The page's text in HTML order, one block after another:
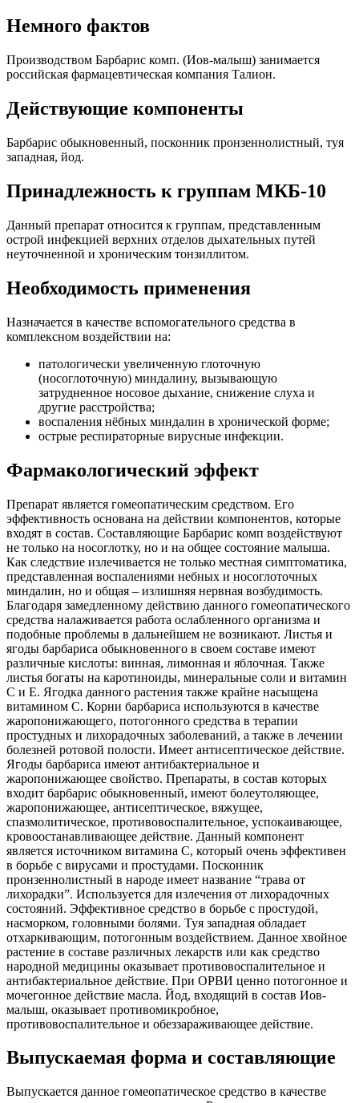
Немного фактов
Производством Барбарис комп. (Иов-малыш) занимается
российская фармацевтическая компания Талион.
Действующие компоненты
Барбарис обыкновенный, посконник пронзеннолистный, туя
западная, йод.
Принадлежность к группам МКБ-10
Данный препарат относится к группам, представленным
острой инфекцией верхних отделов дыхательных путей
неуточненной и хроническим тонзиллитом.
Необходимость применения
Назначается в качестве вспомогательного средства в
комплексном воздействии на:
патологически увеличенную глоточную
(носоглоточную) миндалину, вызывающую
затрудненное носовое дыхание, снижение слуха и
другие расстройства;
воспаления нёбных миндалин в хронической форме;
острые респираторные вирусные инфекции.
Фармакологический эффект
Препарат является гомеопатическим средством. Его
эффективность основана на действии компонентов, которые
входят в состав. Составляющие Барбарис комп воздействуют
не только на носоглотку, но и на общее состояние малыша.
Как следствие излечивается не только местная симптоматика,
представленная воспалениями небных и носоглоточных
миндалин, но и общая – излишняя нервная возбудимость.
Благодаря замедленному действию данного гомеопатического
средства налаживается работа ослабленного организма и
подобные проблемы в дальнейшем не возникают. Листья и
ягоды барбариса обыкновенного в своем составе имеют
различные кислоты: винная, лимонная и яблочная. Также
листья богаты на каротиноиды, минеральные соли и витамин
С и Е. Ягодка данного растения также крайне насыщена
витамином С. Корни барбариса используются в качестве
жаропонижающего, потогонного средства в терапии
простудных и лихорадочных заболеваний, а также в лечении
болезней ротовой полости. Имеет антисептическое действие.
Ягоды барбариса имеют антибактериальное и
жаропонижающее свойство. Препараты, в состав которых
входит барбарис обыкновенный, имеют болеутоляющее,
жаропонижающее, антисептическое, вяжущее,
спазмолитическое, противовоспалительное, успокаивающее,
кровоостанавливающее действие. Данный компонент
является источником витамина С, который очень эффективен
в борьбе с вирусами и простудами. Посконник
пронзеннолистный в народе имеет название “трава от
лихорадки”. Используется для излечения от лихорадочных
состояний. Эффективное средство в борьбе с простудой,
насморком, головными болями. Туя западная обладает
отхаркивающим, потогонным воздействием. Данное хвойное
растение в составе различных лекарств или как средство
народной медицины оказывает противовоспалительное и
антибактериальное действие. При ОРВИ ценно потогонное и
мочегонное действие масла. Йод, входящий в состав Иов-
малыш, оказывает противомикробное,
противовоспалительное и обеззараживающее действие.
Выпускаемая форма и составляющие
Выпускается данное гомеопатическое средство в качестве